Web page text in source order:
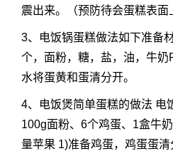
震出来。（预防待会蛋糕表面
3、电饭锅蛋糕做法如下准备
个，面粉，糖，盐，油，牛
水将蛋黄和蛋清分开。
4、电饭煲简单蛋糕的做法 电
100g面粉、6个鸡蛋、1盒牛
量苹果 1)准备鸡蛋，鸡蛋蛋